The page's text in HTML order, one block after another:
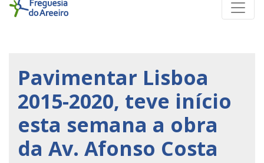
Pavimentar Lisboa
2015-2020, teve início
esta semana a obra
da Av. Afonso Costa